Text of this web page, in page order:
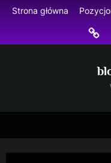
Skip
content
Strona główna